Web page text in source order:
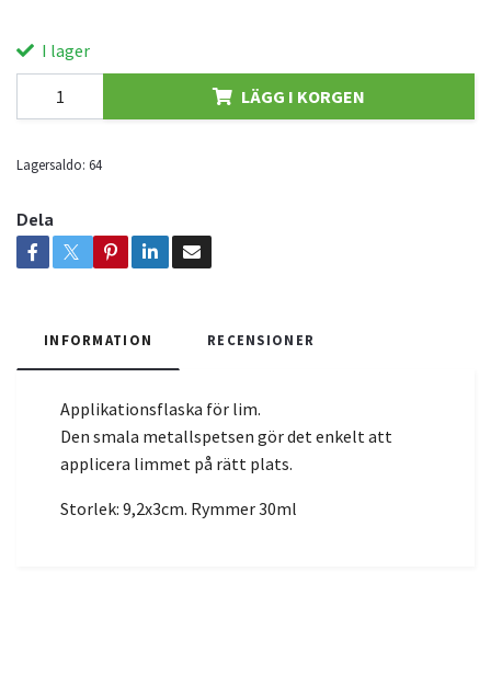
I lager
LÄGG I KORGEN
Lagersaldo: 64
Dela
INFORMATION RECENSIONER
Applikationsflaska för lim.
Den smala metallspetsen gör det enkelt att
applicera limmet på rätt plats.
Storlek: 9,2x3cm. Rymmer 30ml